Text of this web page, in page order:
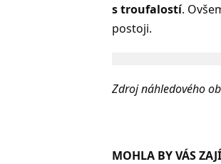
s troufalostí.
postoji.
Zdroj náhledového
MOHLA BY VÁS